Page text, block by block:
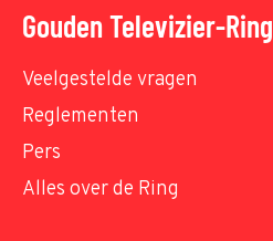
Gouden Televizier-Ring
Veelgestelde vragen
Reglementen
Pers
Alles over de Ring